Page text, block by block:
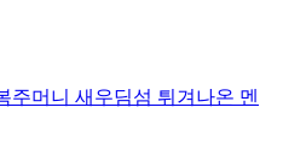
주머니 새우딤섬 튀겨나온 멘